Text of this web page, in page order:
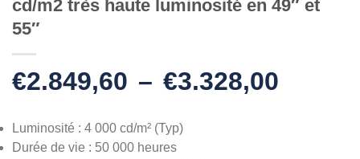
cd/m2 très haute luminosité en 49″ et
55″
€2.849,60 – €3.328,00
Luminosité : 4 000 cd/m² (Typ)
Durée de vie : 50 000 heures